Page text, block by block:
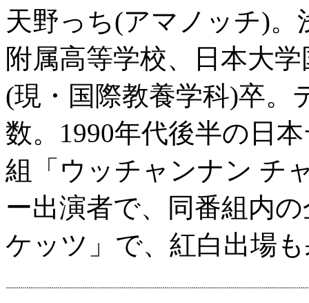
天野っち(アマノッチ)。
附属高等学校、日本大
(現・国際教養学科)卒。
数。1990年代後半の日
組「ウッチャンナン チ
ー出演者で、同番組内
ケッツ」で、紅白出場